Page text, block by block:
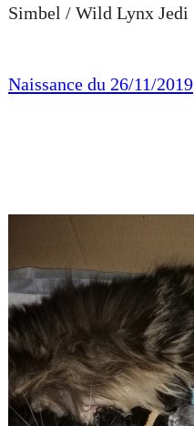
Simbel / Wild Lynx Jedi
Naissance du 26/11/2019